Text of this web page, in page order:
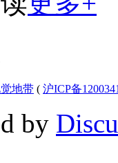
地带 ( 沪ICP备
by